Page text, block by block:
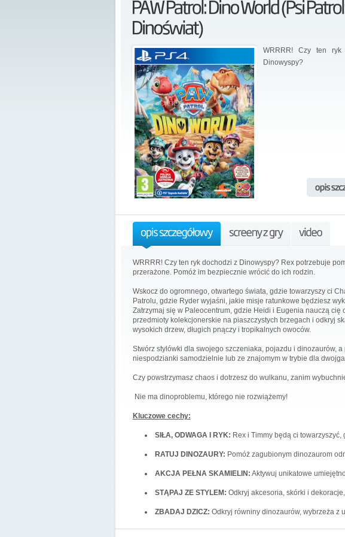
WRRRR! Czy ten ryk
Dinowyspy?
WRRRR! Czy ten ryk dochodzi z Dinowyspy? Rex potrzebuje
przerażone. Pomóż im bezpiecznie wrócić do ich rodzin.
Wskocz do ogromnego, otwartego świata, gdzie towarzyszy ci
Patrolu, gdzie Ryder wyjaśni, jakie misje ratunkowe będziesz
Zatrzymaj się w Paleocentrum, gdzie Heidi i Eugenia nauczą
przedmioty kolekcjonerskie na piaszczystych brzegach i odkryj
wysokich drzew, długich pnączy i tropikalnych owoców.
Stwórz stylówki dla swojego szczeniaka, pojazdu i dinozaurów,
niespodzianki samodzielnie lub ze znajomym w trybie dla
Czy powstrzymasz chaos i dotrzesz do wulkanu, zanim
Nie ma dinoproblemu, którego nie rozwiążemy!
Kluczowe cechy:
SIŁA, ODWAGA I RYK: Rex i Timmy będą ci
RATUJ DINOZAURY: Pomóż zagubionym dinozaurom
AKCJA PEŁNA SKAMIELIN: Aktywuj unikatowe
STĄPAJ ZE STYLEM: Odkryj akcesoria, skórki i
ZBADAJ DZICZ: Odkryj równiny dinozaurów, wybrzeża z